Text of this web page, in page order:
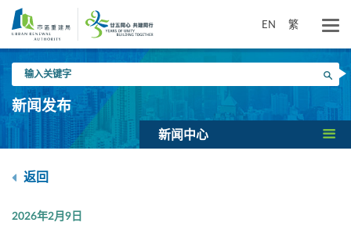
要
EN 繁
入
关
键
搜寻
新闻发布
新闻中心
返回
2026年2月9日